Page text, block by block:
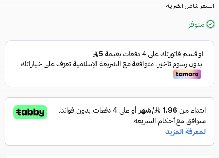
السعر شامل الضريبة
متوفر